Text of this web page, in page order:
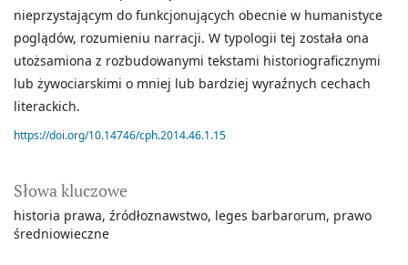
Słowa kluczowe
historia prawa źródłoznawstwo leges barbarorum prawo
średniowieczne
nieprzystającym do funkcjonujących obecnie w humanistyce
poglądów, rozumieniu narracji. W typologii tej została ona
utożsamiona z rozbudowanymi tekstami historiograficznymi
lub żywociarskimi o mniej lub bardziej wyraźnych cechach
literackich.
https://doi.org/10.14746/cph.2014.46.1.15